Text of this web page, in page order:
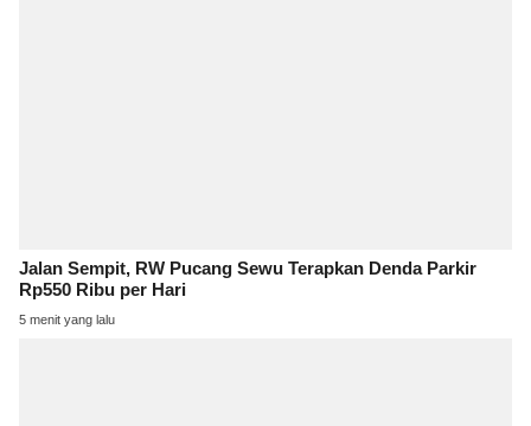
Jalan Sempit, RW Pucang Sewu Terapkan Denda Parkir
Rp550 Ribu per Hari
5 menit yang lalu